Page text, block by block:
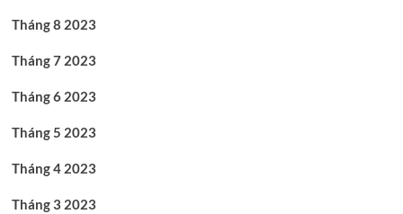
Tháng 8 2023
Tháng 7 2023
Tháng 6 2023
Tháng 5 2023
Tháng 4 2023
Tháng 3 2023